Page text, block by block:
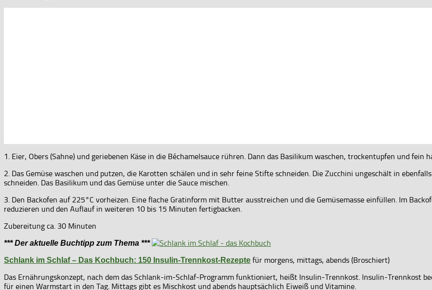
1. Eier, Obers (Sahne) und geriebenen Käse in die Béchamelsauce rühren. Dann das Basilikum waschen, trockentupfen und fein
2. Das Gemüse waschen und putzen, die Karotten schälen und in sehr feine Stifte schneiden. Die Zucchini ungeschält in
schneiden. Das Basilikum und das Gemüse unter die Sauce mischen.
3. Den Backofen auf 225°C vorheizen. Eine flache Gratinform mit Butter ausstreichen und die Gemüsemasse einfüllen. Im
reduzieren und den Auflauf in weiteren 10 bis 15 Minuten fertigbacken.
Zubereitung ca. 30 Minuten
*** Der aktuelle Buchtipp zum Thema ***
Schlank im Schlaf – Das Kochbuch: 150 Insulin-Trennkost-Rezepte für morgens, mittags, abends (Broschiert)
Das Ernährungskonzept, nach dem das Schlank-im-Schlaf-Programm funktioniert, heißt Insulin-Trennkost. Insulin-Trennkost
für einen Warmstart in den Tag. Mittags gibt es Mischkost und abends hauptsächlich Eiweiß und Vitamine.